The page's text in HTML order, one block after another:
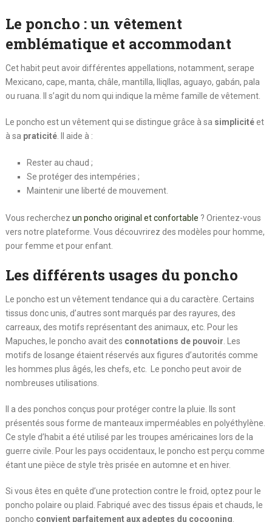
Le poncho : un vêtement
emblématique et accommodant
Cet habit peut avoir différentes appellations, notamment, serape
Mexicano, cape, manta, châle, mantilla, lliqllas, aguayo, gabán, pala
ou ruana. Il s’agit du nom qui indique la même famille de vêtement.
Le poncho est un vêtement qui se distingue grâce à sa simplicitéet
à sa praticité. Il aide à :
Rester au chaud ;
Se protéger des intempéries ;
Maintenir une liberté de mouvement.
Vous recherchez un poncho original et confortable ? Orientez-vous
vers notre plateforme. Vous découvrirez des modèles pour homme,
pour femme et pour enfant.
Les différents usages du poncho
Le poncho est un vêtement tendance qui a du caractère. Certains
tissus donc unis, d’autres sont marqués par des rayures, des
carreaux, des motifs représentant des animaux, etc. Pour les
Mapuches, le poncho avait des connotations de pouvoir . Les
motifs de losange étaient réservés aux figures d’autorités comme
les hommes plus âgés, les chefs, etc. Le poncho peut avoir de
nombreuses utilisations.
Il a des ponchos conçus pour protéger contre la pluie. Ils sont
présentés sous forme de manteaux imperméables en polyéthylène.
Ce style d’habit a été utilisé par les troupes américaines lors de la
guerre civile. Pour les pays occidentaux, le poncho est perçu comme
étant une pièce de style très prisée en automne et en hiver.
Si vous êtes en quête d’une protection contre le froid, optez pour le
poncho polaire ou plaid. Fabriqué avec des tissus épais et chauds, le
poncho convient parfaitement aux adeptes du cocooning